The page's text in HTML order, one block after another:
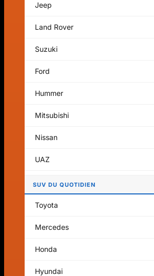
Rechercher
Aucun produit dans le panier.
Retour à la boutique
Aucun produit dans le panier.
Retour à la boutique
Jeep
Land Rover
Suzuki
Ford
Hummer
Mitsubishi
Nissan
UAZ
SUV DU QUOTIDIEN
Toyota
Mercedes
Honda
Hyundai